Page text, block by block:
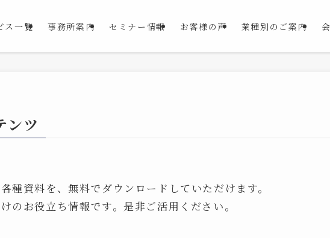
ス一覧 事務所案内 セミナー情報 お客様の声 業種別のご案内
ンツ
種資料を、無料でダウンロードしていただけます。
のお役立ち情報です。是非ご活用ください。